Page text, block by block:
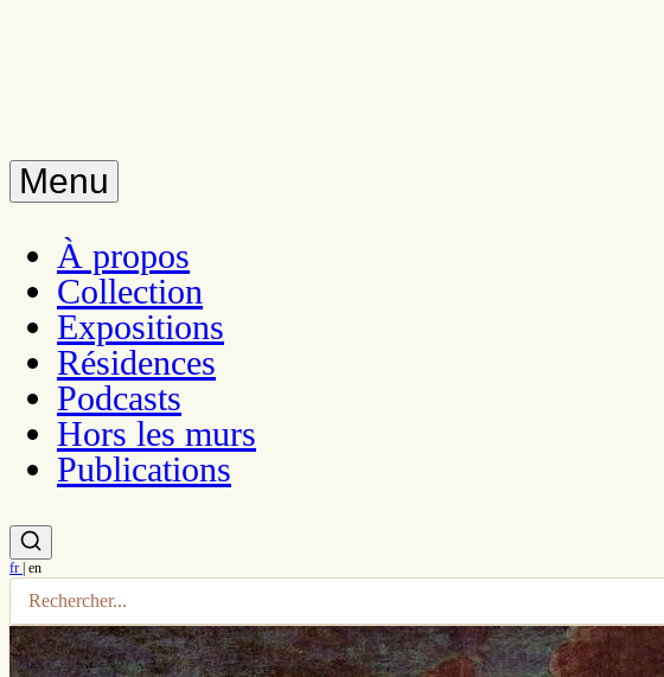
Menu
À propos
Collection
Expositions
Résidences
Podcasts
Hors les murs
Publications
fr | en